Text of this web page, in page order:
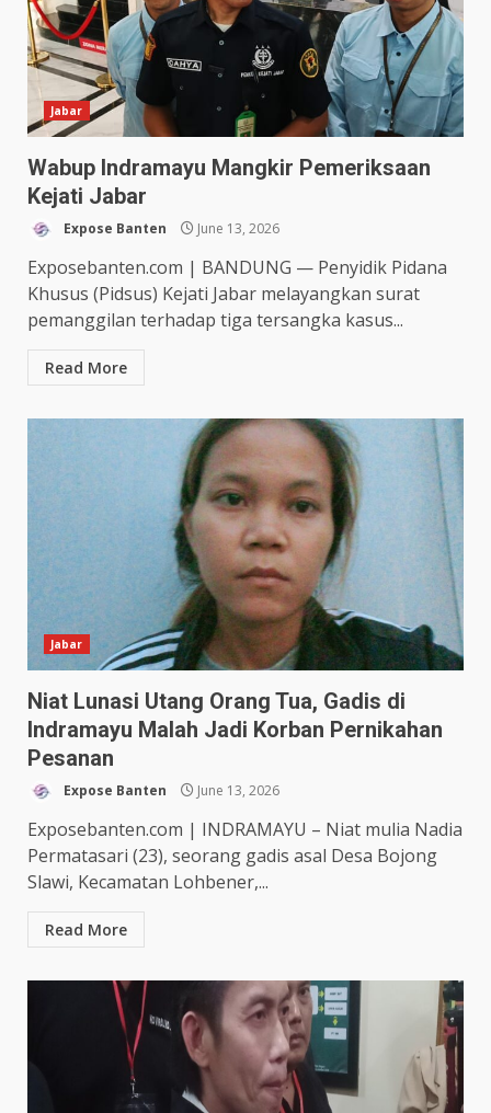
Jabar
Wabup Indramayu Mangkir Pemeriksaan
Kejati Jabar
Expose Banten June 13, 2026
Exposebanten.com | BANDUNG — Penyidik Pidana
Khusus (Pidsus) Kejati Jabar melayangkan surat
pemanggilan terhadap tiga tersangka kasus...
Read More
Jabar
Niat Lunasi Utang Orang Tua, Gadis di
Indramayu Malah Jadi Korban Pernikahan
Pesanan
Expose Banten June 13, 2026
Exposebanten.com | INDRAMAYU – Niat mulia Nadia
Permatasari (23), seorang gadis asal Desa Bojong
Slawi, Kecamatan Lohbener,...
Read More